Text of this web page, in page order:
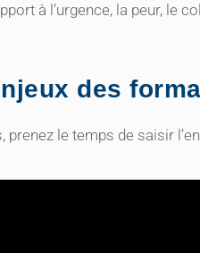
à l’urgence, la peur, le
des
prenez le temps de saisir